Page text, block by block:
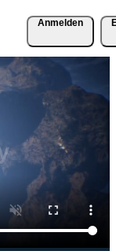
Anmelden